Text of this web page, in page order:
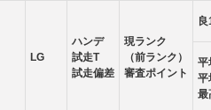
LG
ハンデ
試走T
試走偏差
現ランク
（前ランク）
審査ポイント
平
平
最